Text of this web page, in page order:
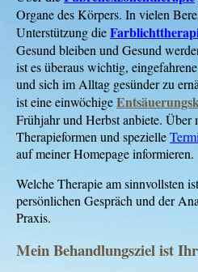
Organe des Körpers. In vielen
Unterstützung die
Gesund bleiben und Gesund
ist es überaus wichtig,
und sich im Alltag gesünder zu
ist eine einwöchige
Frühjahr und Herbst anbiete. Über
Therapieformen und spezielle
auf meiner Homepage informieren.
Welche Therapie am sinnvollsten
persönlichen Gespräch und der
Praxis.
Mein Behandlungsziel ist